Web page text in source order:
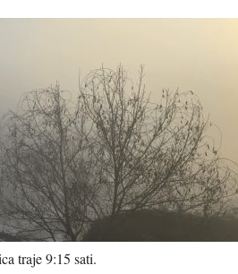
traje 9:15 sati.